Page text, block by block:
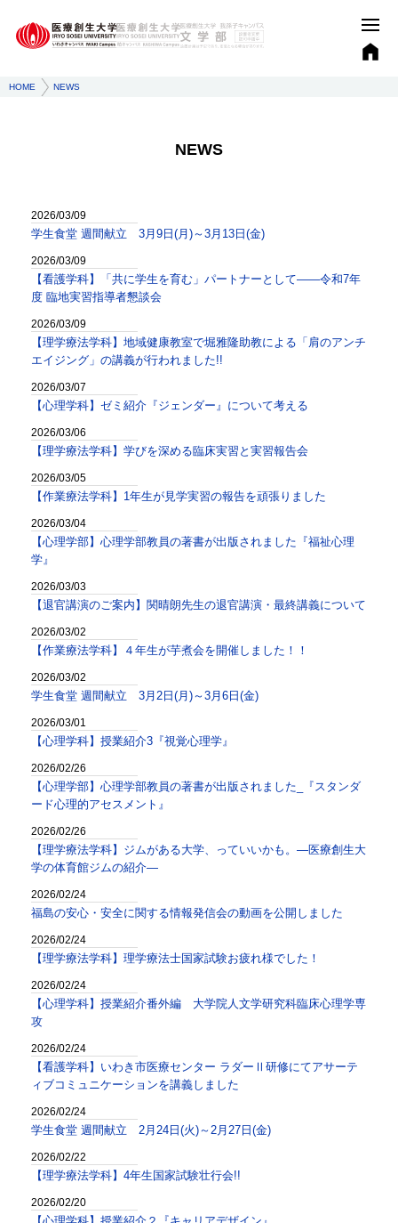
HOME NEWS
NEWS
2026/03/09
学生食堂 週間献立 3月9日(月)～3月13日(金)
2026/03/09
【看護学科】「共に学生を育む」パートナーとして——令和7年
度 臨地実習指導者懇談会
2026/03/09
【理学療法学科】地域健康教室で堀雅隆助教による「肩のアンチ
エイジング」の講義が行われました!!
2026/03/07
【心理学科】ゼミ紹介『ジェンダー』について考える
2026/03/06
【理学療法学科】学びを深める臨床実習と実習報告会
2026/03/05
【作業療法学科】1年生が見学実習の報告を頑張りました
2026/03/04
【心理学部】心理学部教員の著書が出版されました『福祉心理
学』
2026/03/03
【退官講演のご案内】関晴朗先生の退官講演・最終講義について
2026/03/02
【作業療法学科】４年生が芋煮会を開催しました！！
2026/03/02
学生食堂 週間献立 3月2日(月)～3月6日(金)
2026/03/01
【心理学科】授業紹介3『視覚心理学』
2026/02/26
【心理学部】心理学部教員の著書が出版されました_『スタンダ
ード心理的アセスメント』
2026/02/26
【理学療法学科】ジムがある大学、っていいかも。—医療創生大
学の体育館ジムの紹介—
2026/02/24
福島の安心・安全に関する情報発信会の動画を公開しました
2026/02/24
【理学療法学科】理学療法士国家試験お疲れ様でした！
2026/02/24
【心理学科】授業紹介番外編 大学院人文学研究科臨床心理学専
攻
2026/02/24
【看護学科】いわき市医療センター ラダーⅡ研修にてアサーテ
ィブコミュニケーションを講義しました
2026/02/24
学生食堂 週間献立 2月24日(火)～2月27日(金)
2026/02/22
【理学療法学科】4年生国家試験壮行会!!
2026/02/20